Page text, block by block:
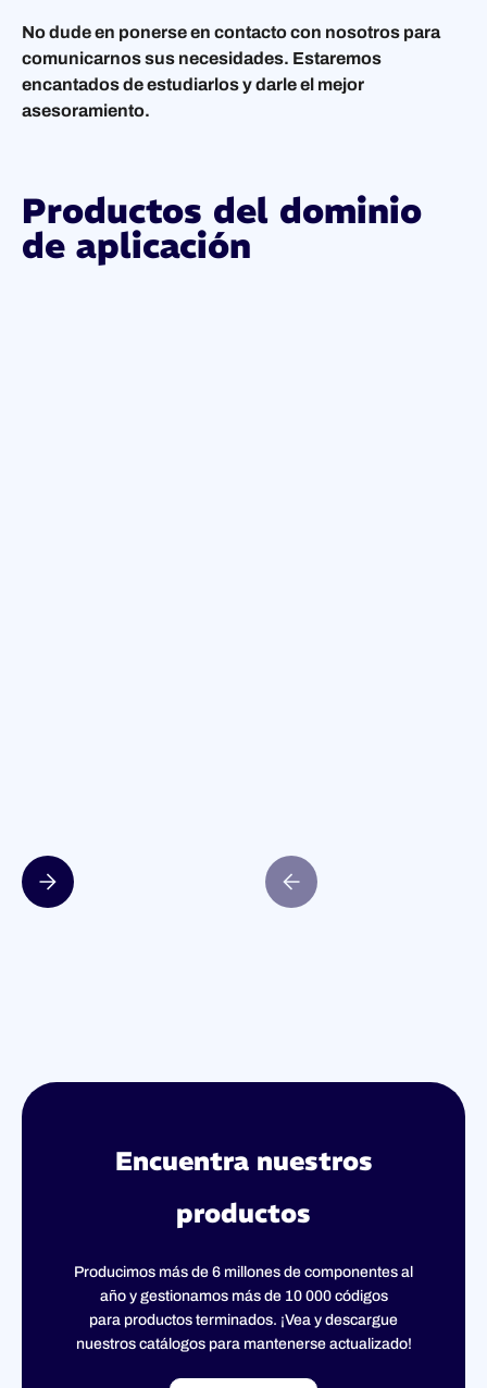
No dude en ponerse en contacto con nosotros para
comunicarnos sus necesidades. Estaremos
encantados de estudiarlos y darle el mejor
asesoramiento.
Productos del dominio
de aplicación
Slide 2 of 4.
Encuentra nuestros
productos
Producimos más de 6 millones de componentes al
año y gestionamos más de 10 000 códigos
para productos terminados. ¡Vea y descargue
nuestros catálogos para mantenerse actualizado!